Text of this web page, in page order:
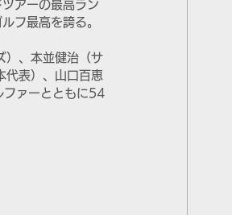
アーの最高ラン
フ最高を誇る。
）、本並健治（サ
代表）、山口百恵
ファーとともに54